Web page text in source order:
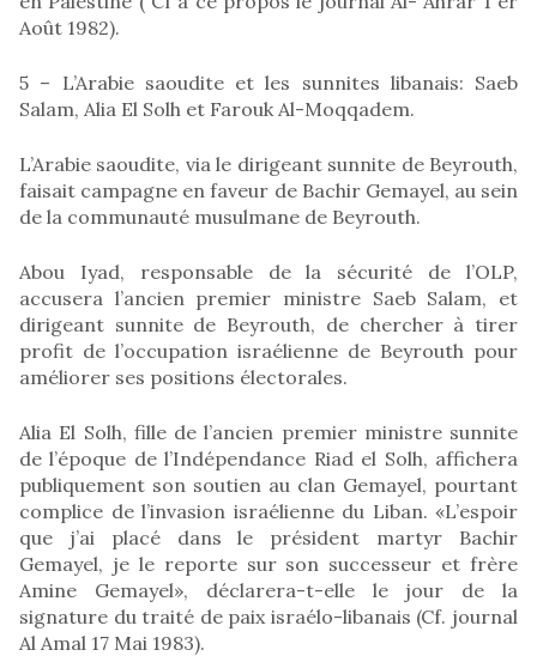
Août 1982).
5 – L’Arabie saoudite et les sunnites libanais: Saeb
Salam, Alia El Solh et Farouk Al-Moqqadem.
L’Arabie saoudite, via le dirigeant sunnite de Beyrouth,
faisait campagne en faveur de Bachir Gemayel, au sein
de la communauté musulmane de Beyrouth.
Abou Iyad, responsable de la sécurité de l’OLP,
accusera l’ancien premier ministre Saeb Salam, et
dirigeant sunnite de Beyrouth, de chercher à tirer
profit de l’occupation israélienne de Beyrouth pour
améliorer ses positions électorales.
Alia El Solh, fille de l’ancien premier ministre sunnite
de l’époque de l’Indépendance Riad el Solh, affichera
publiquement son soutien au clan Gemayel, pourtant
complice de l’invasion israélienne du Liban. «L’espoir
que j’ai placé dans le président martyr Bachir
Gemayel, je le reporte sur son successeur et frère
Amine Gemayel», déclarera-t-elle le jour de la
signature du traité de paix israélo-libanais (Cf. journal
Al Amal 17 Mai 1983).